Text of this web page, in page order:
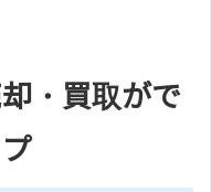
・買取がで
プ